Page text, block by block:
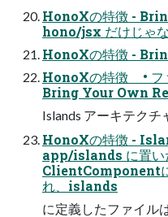
HonoXの特徴 -
hono/jsx だけじゃ
HonoXの特徴 -
HonoXの特徴 • フ
Bring Your Own
Islands アーキテク
HonoXの特徴 -
app/islands に置い
ClientComponent
れ、islands
に定義したファイル